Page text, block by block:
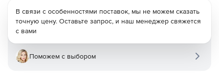
В связи с особенностями поставок, мы не можем сказать
точную цену. Оставьте запрос, и наш менеджер свяжется
с вами
Поможем с выбором